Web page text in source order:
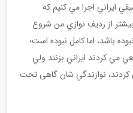
ايراني اجرا مي كنيم كه
از رديف نوازي من شروع
باشد، اما كامل نبوده است؛
مي كردند ايراني بزنند ولي
نوازندگي شان گاهی تحت